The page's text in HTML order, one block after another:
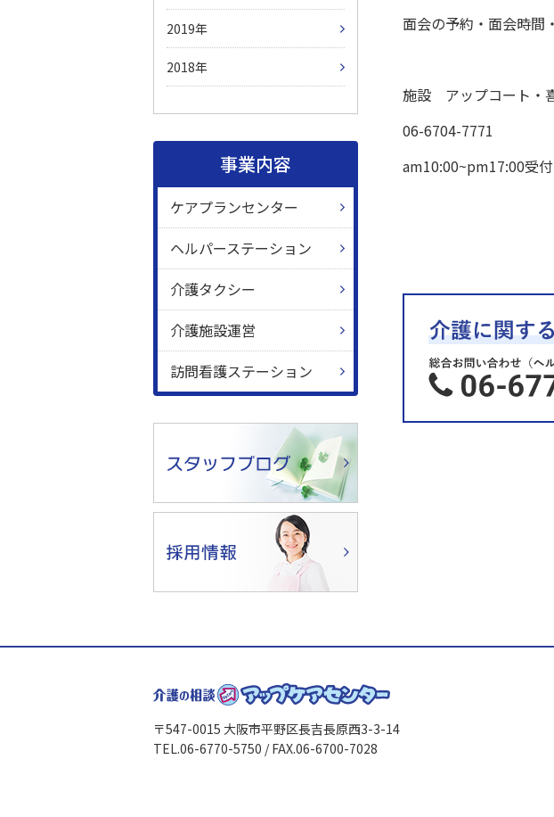
面会の予約・面会時間
施設 アップコート・
06-6704-7771
am10:00~pm17:00受
2019
2018
事業内容
ケアプランセンター
ヘルパーステーション
介護タクシー
介護施設運営
訪問看護ステーション
〒547-0015 大阪市平野区長吉長原西3-3-14
TEL.06-6770-5750 / FAX.06-6700-7028